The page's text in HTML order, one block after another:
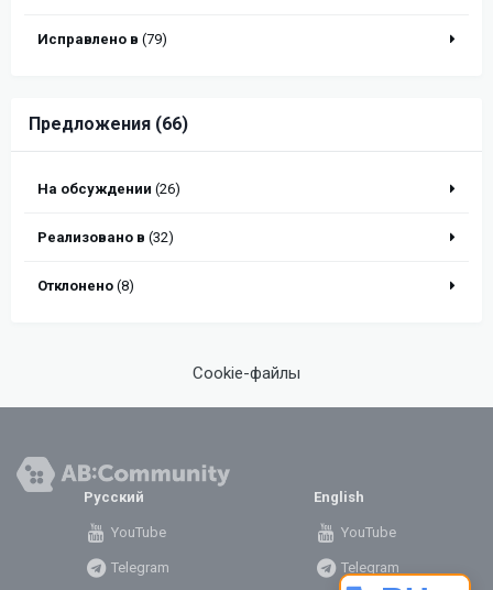
Исправлено в (79)
Предложения (66)
На обсуждении (26)
Реализовано в (32)
Отклонено (8)
Cookie-файлы
Русский
YouTube
Telegram
English
YouTube
Telegram